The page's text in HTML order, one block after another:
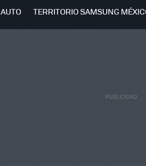
AUTO TERRITORIO SAMSUNG